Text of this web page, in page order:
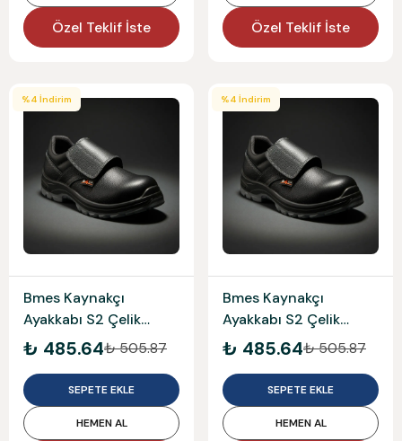
Özel Teklif İste Özel Teklif İste
%4 İndirim
Bmes Kaynakçı
Ayakkabı S2 Çelik
Burun No:43 571K
₺ 485.64₺ 505.87
SEPETE EKLE
HEMEN AL
%4 İndirim
Bmes Kaynakçı
Ayakkabı S2 Çelik
Burun No:42 571K
₺ 485.64₺ 505.87
SEPETE EKLE
HEMEN AL